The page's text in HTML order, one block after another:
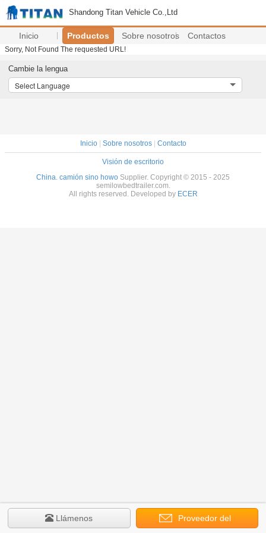
Shandong Titan Vehicle Co.,Ltd
Inicio Productos Sobre nosotros Contactos
Sorry, Not Found The requested URL!
Llámenos Proveedor del
Cambie la lengua
Select Language
Inicio| Sobre nosotros| Contacto
Visión de escritorio
China. camión sino howo Supplier. Copyright © 2015 - 2025
semilowbedtrailer.com.
All rights reserved. Developed by ECER